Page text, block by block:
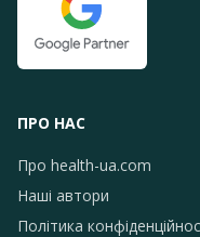
ПРО НАС
Про health-ua.com
Наші автори
Політика